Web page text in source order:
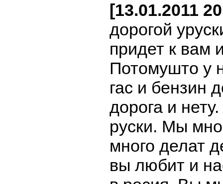
[13.01.2011
дорогой
придет к вам
Потомушто у
гас и бензин
дорога и
руски. Мы
много делат
вы любит и